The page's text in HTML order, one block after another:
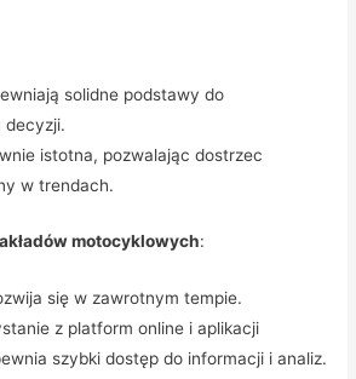
solidne podstawy do
decyzji.
istotna, pozwalając dostrzec
w trendach.
motocyklowych:
się w zawrotnym tempie.
z platform online i aplikacji
szybki dostęp do informacji i analiz.